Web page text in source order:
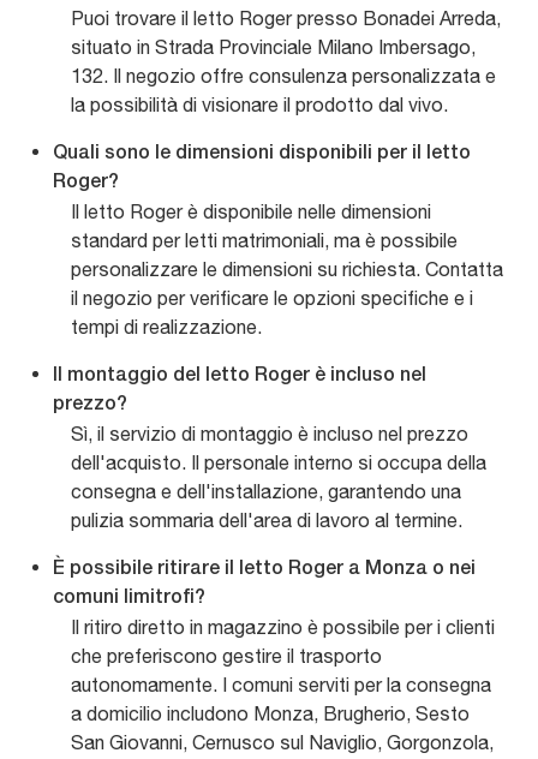
Puoi trovare il letto Roger presso Bonadei Arreda,
situato in Strada Provinciale Milano Imbersago,
132. Il negozio offre consulenza personalizzata e
la possibilità di visionare il prodotto dal vivo.
Quali sono le dimensioni disponibili per il letto
Roger?
Il letto Roger è disponibile nelle dimensioni
standard per letti matrimoniali, ma è possibile
personalizzare le dimensioni su richiesta. Contatta
il negozio per verificare le opzioni specifiche e i
tempi di realizzazione.
Il montaggio del letto Roger è incluso nel
prezzo?
Sì, il servizio di montaggio è incluso nel prezzo
dell'acquisto. Il personale interno si occupa della
consegna e dell'installazione, garantendo una
pulizia sommaria dell'area di lavoro al termine.
È possibile ritirare il letto Roger a Monza o nei
comuni limitrofi?
Il ritiro diretto in magazzino è possibile per i clienti
che preferiscono gestire il trasporto
autonomamente. I comuni serviti per la consegna
a domicilio includono Monza, Brugherio, Sesto
San Giovanni, Cernusco sul Naviglio, Gorgonzola,